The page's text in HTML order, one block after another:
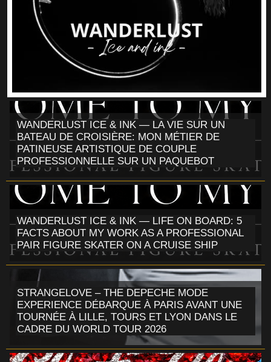
WANDERLUST ICE & INK — LA VIE SUR UN
BATEAU DE CROISIÈRE: MON MÉTIER DE
PATINEUSE ARTISTIQUE DE COUPLE
PROFESSIONNELLE SUR UN PAQUEBOT
WANDERLUST ICE & INK — LIFE ON BOARD: 5
FACTS ABOUT MY WORK AS A PROFESSIONAL
PAIR FIGURE SKATER ON A CRUISE SHIP
STRANGELOVE – THE DEPECHE MODE
EXPERIENCE DÉBARQUE À PARIS AVANT UNE
TOURNÉE À LILLE, TOURS ET LYON DANS LE
CADRE DU WORLD TOUR 2026